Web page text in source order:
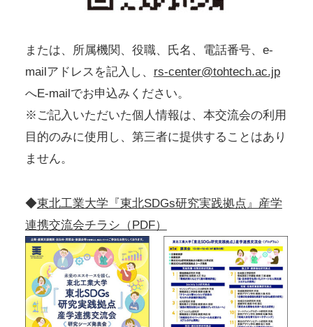
または、所属機関、役職、氏名、電話番号、e-
mailアドレスを記入し、 rs-center@tohtech.ac.jp
へE-mailでお申込みください。
※ご記入いただいた個人情報は、本交流会の利用
目的のみに使用し、第三者に提供することはあり
ません。
◆東北工業大学『東北SDGs研究実践拠点』産学
連携交流会チラシ（PDF）